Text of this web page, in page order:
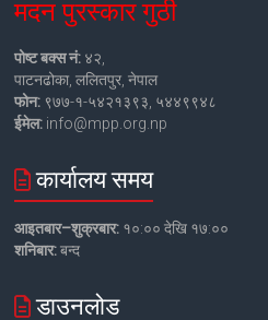
मदन पुरस्कार गुठी
पोष्ट बक्स नं: ४२,
पाटनढोका, ललितपुर, नेपाल
फोन: ९७७-१-५४२१३९३, ५४४९९४८
ईमेल: info@mpp.org.np
कार्यालय समय
आइतबार–शुक्रबार: १०:०० देखि १७:००
शनिबार:बन्द
डाउनलोड